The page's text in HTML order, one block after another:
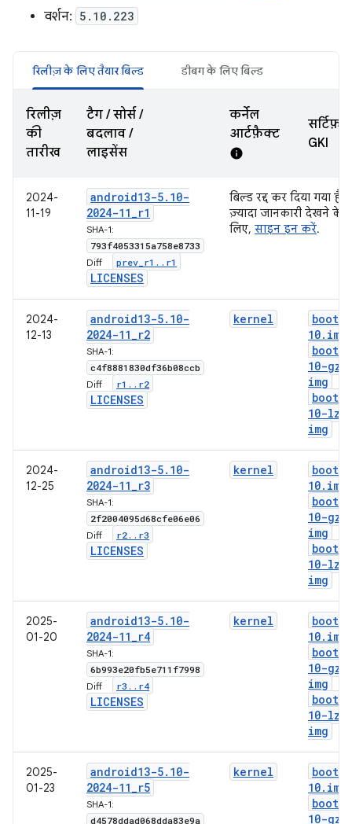
वर्शन: 5.10.223
रिलीज़ के लिए तैयार बिल्ड डीबग के लिए बिल्ड
रिलीज़
की
तारीख
टैग / सोर्स /
बदलाव /
लाइसेंस
कर्नेल
आर्टफ़ैक्ट
info
GKI
2024-
11-19
android13-5. 10-
2024-11_r1
SHA-1:
793f4053315a758e8733
Diff: prev r1 . . r1
LICENSES
बिल्ड रद्द कर दिया गया है.
ज़्यादा जानकारी देखने के
लिए, साइन इन करें.
2024-
12-13
android13-5. 10-
2024-11_r2
SHA-1:
c4f8881830df36b08ccb
Diff: r1 . . r2
LICENSES
kernel
boot-5
10. img
boot-5
10-gz
img
boot-5
10-lz4
img
2024-
12-25
android13-5. 10-
2024-11_r3
SHA-1:
2f2004095d68cfe06e06
Diff: r2. . r3
LICENSES
kernel
boot-5
10. img
boot-5
10-gz
img
boot-5
10-lz4
img
2025-
01-20
android13-5. 10-
2024-11_r4
SHA-1:
6b993e20fb5e711f7998
Diff: r3 . . r4
LICENSES
kernel
boot-5
10. img
boot-5
10-gz
img
boot-5
10-lz4
img
2025-
01-23
android13-5. 10-
2024-11_r5
SHA-1:
d4578ddad068dda83e9a
kernel
boot-5
10. img
boot-5
10-gz